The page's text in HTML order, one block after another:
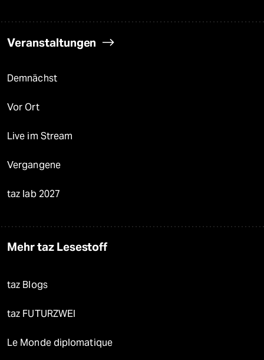
Veranstaltungen
Demnächst
Vor Ort
Live im Stream
Vergangene
taz lab 2027
Mehr taz Lesestoff
taz Blogs
taz FUTURZWEI
Le Monde diplomatique